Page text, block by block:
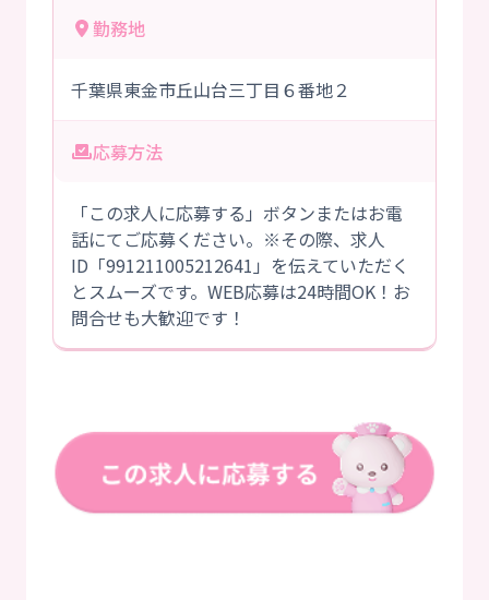
勤務地
千葉県東金市丘山台三丁目６番地２
応募方法
「この求人に応募する」ボタンまたはお電
話にてご応募ください。※その際、求人
ID「991211005212641」を伝えていただく
とスムーズです。WEB応募は24時間OK！お
問合せも大歓迎です！